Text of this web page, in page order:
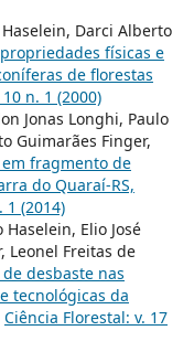
Darci Alberto
físicas e
de florestas
n. 1 (2000)
Jonas Longhi, Paulo
Guimarães Finger,
fragmento de
do Quaraí-RS,
1 (2014)
Elio José
Leonel Freitas de
desbaste nas
tecnológicas da
Ciência Florestal: v. 17